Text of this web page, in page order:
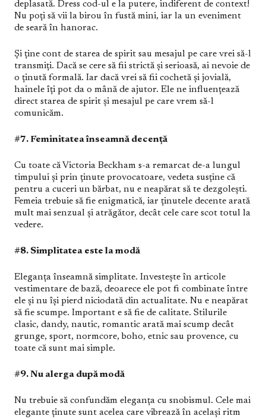
deplasată. Dress cod-ul e la putere, indiferent de context!
Nu poți să vii la birou în fustă mini, iar la un eveniment
de seară în hanorac.
Și ține cont de starea de spirit sau mesajul pe care vrei să-l
transmiți. Dacă se cere să fii strictă și serioasă, ai nevoie de
o ținută formală. Iar dacă vrei să fii cochetă și jovială,
hainele îți pot da o mână de ajutor. Ele ne influențează
direct starea de spirit și mesajul pe care vrem să-l
comunicăm.
#7. Feminitatea înseamnă decență
Cu toate că Victoria Beckham s-a remarcat de-a lungul
timpului și prin ținute provocatoare, vedeta susține că
pentru a cuceri un bărbat, nu e neapărat să te dezgolești.
Femeia trebuie să fie enigmatică, iar ținutele decente arată
mult mai senzual și atrăgător, decât cele care scot totul la
vedere.
#8. Simplitatea este la modă
Eleganța înseamnă simplitate. Investește în articole
vestimentare de bază, deoarece ele pot fi combinate între
ele și nu își pierd niciodată din actualitate. Nu e neapărat
să fie scumpe. Important e să fie de calitate. Stilurile
clasic, dandy, nautic, romantic arată mai scump decât
grunge, sport, normcore, boho, etnic sau provence, cu
toate că sunt mai simple.
#9. Nu alerga după modă
Nu trebuie să confundăm eleganța cu snobismul. Cele mai
elegante ținute sunt acelea care vibrează în același ritm